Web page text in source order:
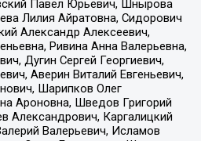
Павел Юрьевич, Шнырова
Лилия Айратовна, Сидорович
Александр Алексеевич,
Ривина Анна Валерьевна,
Дугин Сергей Георгиевич,
Аверин Виталий Евгеньевич,
Шарипков Олег
Ароновна, Шведов Григорий
Александрович, Каргалицкий
Валерьевич, Исламов